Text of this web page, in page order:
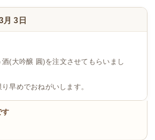
月 3日
(大吟醸 圓)を注文させてもらいまし
早めでおねがいします。
す